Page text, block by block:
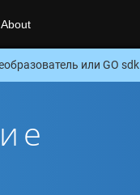
About
или GO sdk